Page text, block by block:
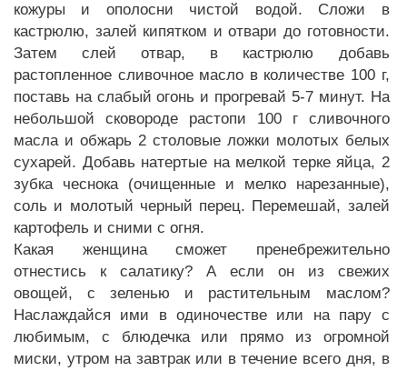
кожуры и ополосни чистой водой. Сложи в
кастрюлю, залей кипятком и отвари до готовности.
Затем слей отвар, в кастрюлю добавь
растопленное сливочное масло в количестве 100 г,
поставь на слабый огонь и прогревай 5-7 минут. На
небольшой сковороде растопи 100 г сливочного
масла и обжарь 2 столовые ложки молотых белых
сухарей. Добавь натертые на мелкой терке яйца, 2
зубка чеснока (очищенные и мелко нарезанные),
соль и молотый черный перец. Перемешай, залей
картофель и сними с огня.
Какая женщина сможет пренебрежительно
отнестись к салатику? А если он из свежих
овощей, с зеленью и растительным маслом?
Наслаждайся ими в одиночестве или на пару с
любимым, с блюдечка или прямо из огромной
миски, утром на завтрак или в течение всего дня, в